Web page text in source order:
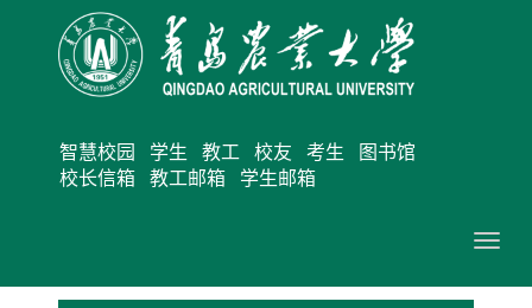
智慧校园 学生 教工 校友 考生
图书馆
校长信箱
教工邮箱 学生邮箱
切
换